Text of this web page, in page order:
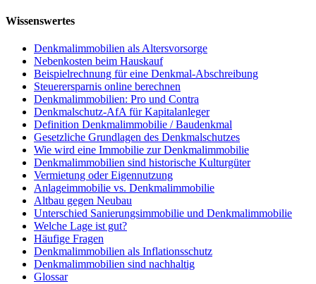
Wissenswertes
Denkmalimmobilien als Altersvorsorge
Nebenkosten beim Hauskauf
Beispielrechnung für eine Denkmal-Abschreibung
Steuerersparnis online berechnen
Denkmalimmobilien: Pro und Contra
Denkmalschutz-AfA für Kapitalanleger
Definition Denkmalimmobilie / Baudenkmal
Gesetzliche Grundlagen des Denkmalschutzes
Wie wird eine Immobilie zur Denkmalimmobilie
Denkmalimmobilien sind historische Kulturgüter
Vermietung oder Eigennutzung
Anlageimmobilie vs. Denkmalimmobilie
Altbau gegen Neubau
Unterschied Sanierungsimmobilie und Denkmalimmobilie
Welche Lage ist gut?
Häufige Fragen
Denkmalimmobilien als Inflationsschutz
Denkmalimmobilien sind nachhaltig
Glossar